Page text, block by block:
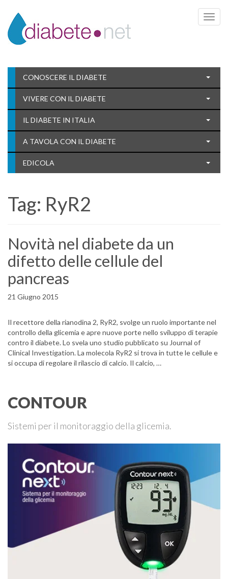
Toggle
CONOSCERE IL DIABETE
VIVERE CON IL DIABETE
IL DIABETE IN ITALIA
A TAVOLA CON IL DIABETE
EDICOLA
Tag: RyR2
Novità nel diabete da un
difetto delle cellule del
pancreas
21 Giugno 2015
Il recettore della rianodina 2, RyR2, svolge un ruolo importante nel
controllo della glicemia e apre nuove porte nello sviluppo di terapie
contro il diabete. Lo svela uno studio pubblicato su Journal of
Clinical Investigation. La molecola RyR2 si trova in tutte le cellule e
si occupa di regolare il rilascio di calcio. Il calcio, …
CONTOUR
Sistemi per il monitoraggio della glicemia.